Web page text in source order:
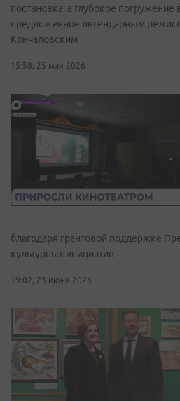
постановка, а глубокое погружение
предложенное легендарным
Кончаловским
15:58, 25 мая 2026
благодаря грантовой поддержке
культурных инициатив
19:02, 23 июня 2026